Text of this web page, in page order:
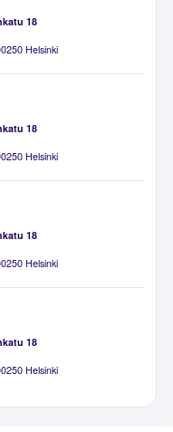
18
Helsinki
18
Helsinki
18
Helsinki
18
Helsinki